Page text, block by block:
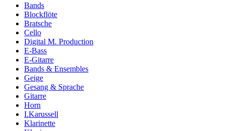
Bands
Blockflöte
Bratsche
Cello
Digital M. Production
E-Bass
E-Gitarre
Bands & Ensembles
Geige
Gesang & Sprache
Gitarre
Horn
I.Karussell
Klarinette